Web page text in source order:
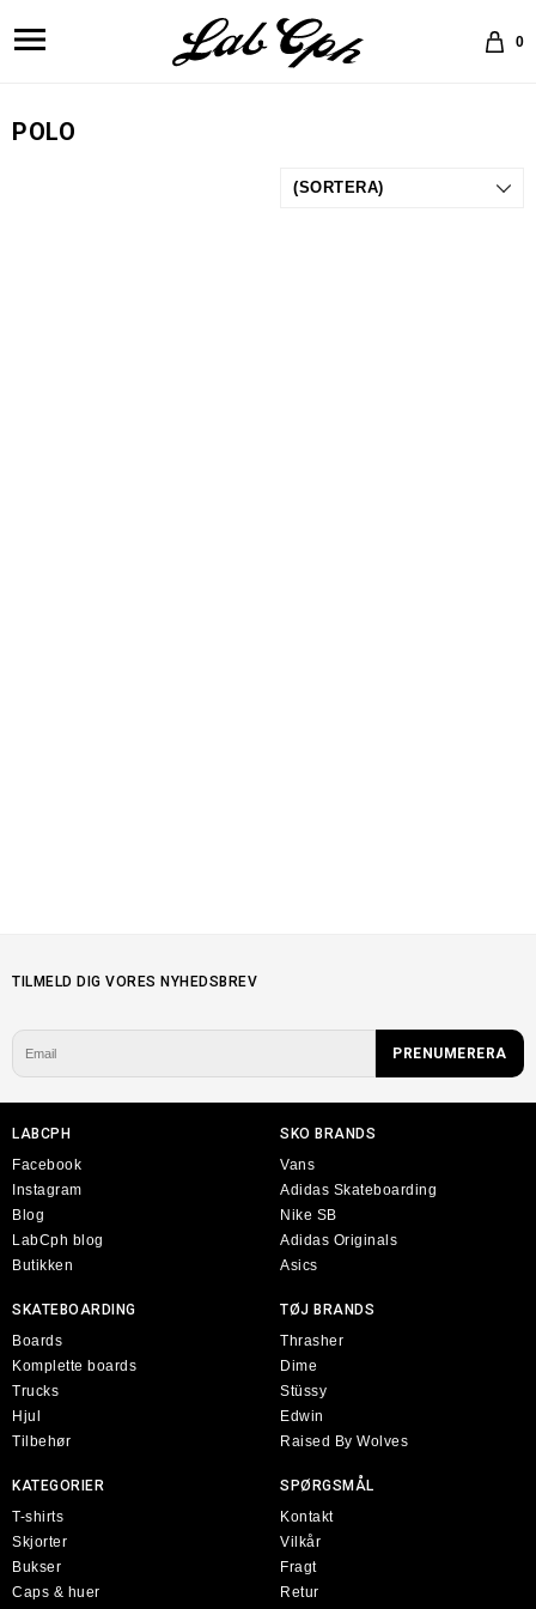
0
POLO
TILMELD DIG VORES NYHEDSBREV
LABCPH
Facebook
Instagram
Blog
LabCph blog
Butikken
SKO BRANDS
Vans
Adidas Skateboarding
Nike SB
Adidas Originals
Asics
SKATEBOARDING
Boards
Komplette boards
Trucks
Hjul
Tilbehør
TØJ BRANDS
Thrasher
Dime
Stüssy
Edwin
Raised By Wolves
KATEGORIER
T-shirts
Skjorter
Bukser
Caps & huer
SPØRGSMÅL
Kontakt
Vilkår
Fragt
Retur